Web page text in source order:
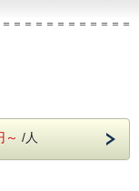
＝＝＝＝＝＝＝＝＝＝＝
のみでのお支払となりま
～ /人